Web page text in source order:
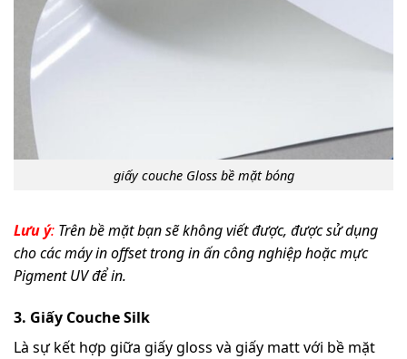
giấy couche Gloss bề mặt bóng
Lưu ý: Trên bề mặt bạn sẽ không viết được, được sử dụng
cho các máy in offset trong in ấn công nghiệp hoặc mực
Pigment UV để in.
3. Giấy Couche Silk
Là sự kết hợp giữa giấy gloss và giấy matt với bề mặt